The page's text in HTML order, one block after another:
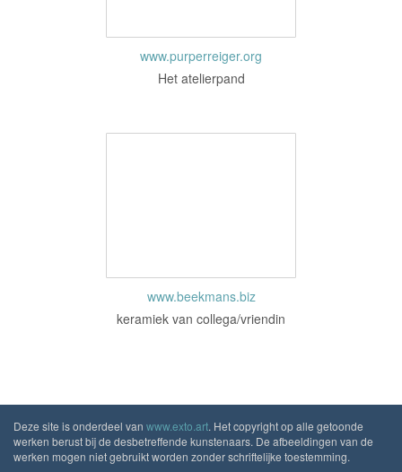
www.purperreiger.org
Het atelierpand
www.beekmans.biz
keramiek van collega/vriendin
Deze site is onderdeel van www.exto.art. Het copyright op alle getoonde
werken berust bij de desbetreffende kunstenaars. De afbeeldingen van de
werken mogen niet gebruikt worden zonder schriftelijke toestemming.